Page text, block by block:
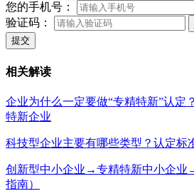
您的手机号：
验证码：
提交
相关解读
企业为什么一定要做“专精特新”认定
特新企业
科技型企业主要有哪些类型？认定标
创新型中小企业→专精特新中小企业
指南）